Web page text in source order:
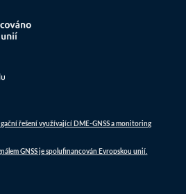
řešení využívající DME-GNSS a monitoring
GNSS je spolufinancován Evropskou unií.